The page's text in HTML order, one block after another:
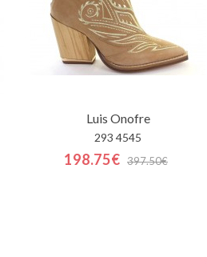
Luis Onofre
293 4545
198.75€ 397.50€